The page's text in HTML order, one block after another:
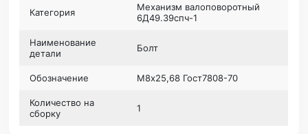
Категория
Механизм валоповоротный
6Д49.39спч-1
Наименование
детали
Болт
Обозначение М8х25,68 Гост7808-70
Количество на
сборку
1